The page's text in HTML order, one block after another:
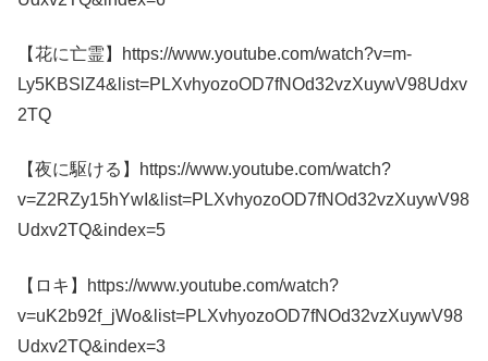
【花に亡霊】https://www.youtube.com/watch?v=m-
Ly5KBSlZ4&list=PLXvhyozoOD7fNOd32vzXuywV98Udxv
2TQ
【夜に駆ける】https://www.youtube.com/watch?
v=Z2RZy15hYwI&list=PLXvhyozoOD7fNOd32vzXuywV98
Udxv2TQ&index=5
【ロキ】https://www.youtube.com/watch?
v=uK2b92f_jWo&list=PLXvhyozoOD7fNOd32vzXuywV98
Udxv2TQ&index=3